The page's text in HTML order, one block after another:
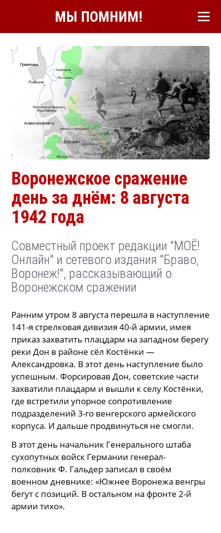
МЫ ПОМНИМ!
Воронежское сражение
день за днём: 8 августа
1942 года
Совместный проект редакции "МОЁ!
Онлайн" и сетевого издания "Браво,
Воронеж!", рассказывающий о
Воронежском сражении
Ранним утром 8 августа перешла в наступление
141-я стрелковая дивизия 40-й армии, имея
приказ захватить плацдарм на западном берегу
реки Дон в районе сёл Костёнки —
Александровка. В этот день наступление было
успешным. Форсировав Дон, советские части
захватили плацдарм и вышли к селу Костёнки,
где встретили упорное сопротивление
подразделений 3-го венгерского армейского
корпуса. И дальше продвинуться не смогли.
В этот день начальник Генерального штаба
сухопутных войск Германии генерал-
полковник Ф. Гальдер записал в своём
военном дневнике: «Южнее Воронежа венгры
бегут с позиций. В остальном на фронте 2-й
армии тихо».